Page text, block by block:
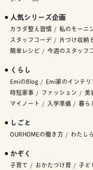
人気シリーズ企画
カラダ整え習慣 私のモーニ
スタッフコーデ
片づけ収納
簡単レシピ
今週のスタッフ
くらし
EmiのBlog Emi家のインテ
時短家事
ファッション 美
マイノート
入学準備 暮ら
しごと
OURHOMEの働き方 わたし
かぞく
子育て おかたづけ育 子ど